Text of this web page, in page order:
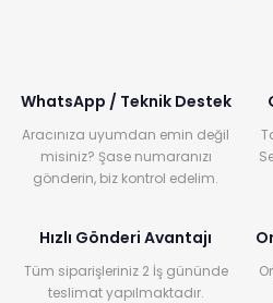
WhatsApp / Teknik Destek
Aracınıza uyumdan emin değil
misiniz? Şase numaranızı
gönderin, biz kontrol edelim.
Hızlı Gönderi Avantajı
Tüm siparişleriniz 2 İş gününde
teslimat yapılmaktadır.